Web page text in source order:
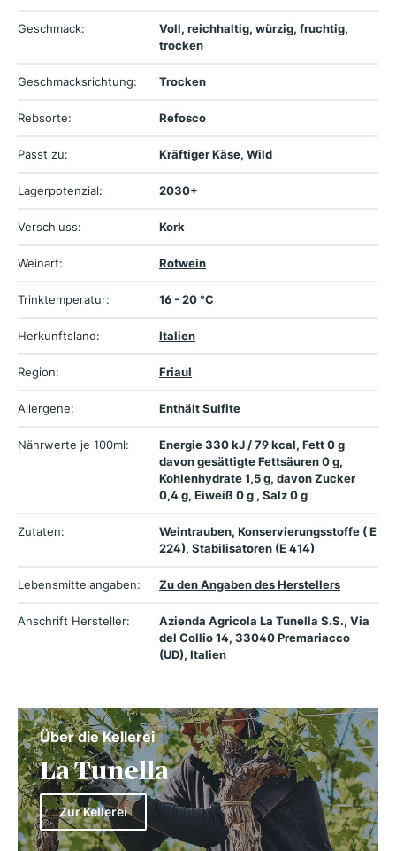
Geschmack:
Voll, reichhaltig, würzig, fruchtig,
trocken
Geschmacksrichtung: Trocken
Rebsorte: Refosco
Passt zu: Kräftiger Käse, Wild
Lagerpotenzial: 2030+
Verschluss: Kork
Weinart: Rotwein
Trinktemperatur: 16 - 20 °C
Herkunftsland: Italien
Region: Friaul
Allergene: Enthält Sulfite
Nährwerte je 100ml:
Energie 330 kJ / 79 kcal, Fett 0 g
davon gesättigte Fettsäuren 0 g,
Kohlenhydrate 1,5 g, davon Zucker
0,4 g, Eiweiß 0 g , Salz 0 g
Zutaten:
Weintrauben, Konservierungsstoffe ( E
224), Stabilisatoren (E 414)
Lebensmittelangaben: Zu den Angaben des Herstellers
Anschrift Hersteller:
Azienda Agricola La Tunella S.S., Via
del Collio 14, 33040 Premariacco
(UD), Italien
Über die Kellerei
La Tunella
Zur Kellerei